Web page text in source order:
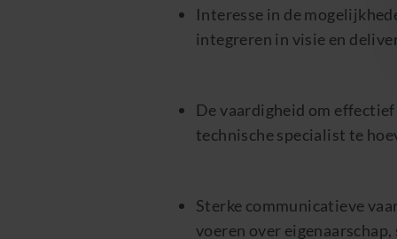
Interesse in de
integreren in visie en
De vaardigheid om
technische specialist te
Sterke communicatieve
voeren over